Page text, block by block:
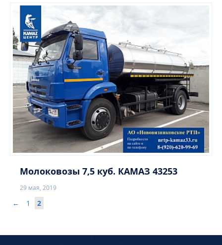
Молоковозы 7,5 куб. КАМАЗ 43253
29 мая, 2019
← 1 2